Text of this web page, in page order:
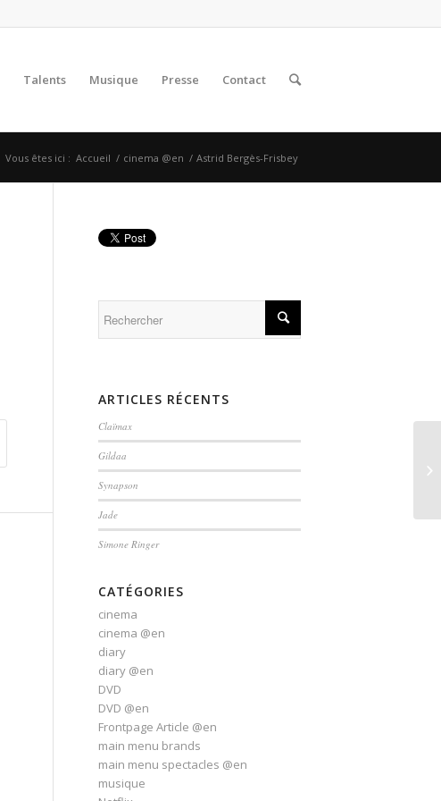
Talents Musique Presse Contact
Vous êtes ici : Accueil / cinema @en / Astrid Bergès-Frisbey
ARTICLES RÉCENTS
Claïmax
Gildaa
Synapson
Jade
Simone Ringer
CATÉGORIES
cinema
cinema @en
diary
diary @en
DVD
DVD @en
Frontpage Article @en
main menu brands
main menu spectacles @en
musique